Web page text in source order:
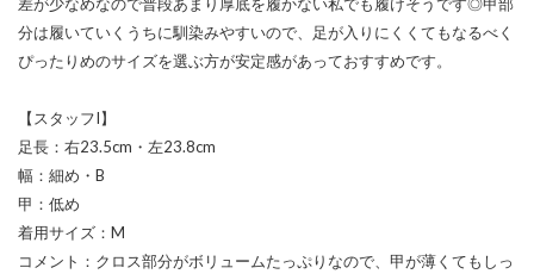
分は履いていくうちに馴染みやすいので、足が入りにくくてもなるべく
ぴったりめのサイズを選ぶ方が安定感があっておすすめです。
【スタッフI】
足長：右23.5cm・左23.8cm
幅：細め・B
甲：低め
着用サイズ：M
コメント：クロス部分がボリュームたっぷりなので、甲が薄くてもしっ